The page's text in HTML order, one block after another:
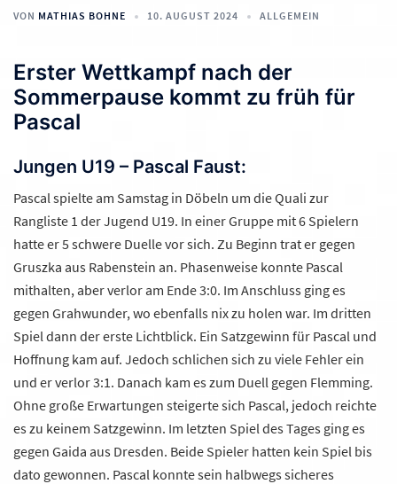
VON MATHIAS BOHNE 10. AUGUST 2024 ALLGEMEIN
Erster Wettkampf nach der
Sommerpause kommt zu früh für
Pascal
Jungen U19 – Pascal Faust:
Pascal spielte am Samstag in Döbeln um die Quali zur
Rangliste 1 der Jugend U19. In einer Gruppe mit 6 Spielern
hatte er 5 schwere Duelle vor sich. Zu Beginn trat er gegen
Gruszka aus Rabenstein an. Phasenweise konnte Pascal
mithalten, aber verlor am Ende 3:0. Im Anschluss ging es
gegen Grahwunder, wo ebenfalls nix zu holen war. Im dritten
Spiel dann der erste Lichtblick. Ein Satzgewinn für Pascal und
Hoffnung kam auf. Jedoch schlichen sich zu viele Fehler ein
und er verlor 3:1. Danach kam es zum Duell gegen Flemming.
Ohne große Erwartungen steigerte sich Pascal, jedoch reichte
es zu keinem Satzgewinn. Im letzten Spiel des Tages ging es
gegen Gaida aus Dresden. Beide Spieler hatten kein Spiel bis
dato gewonnen. Pascal konnte sein halbwegs sicheres